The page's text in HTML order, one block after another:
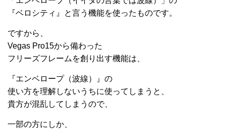
『ベロシティ』と言う機能を使ったものです。
ですから、
Vegas Pro15から備わった
フリーズフレームを創り出す機能は、
『エンベロープ（波線）』の
使い方を理解しないうちに使ってしまうと、
貴方が混乱してしまうので、
一部の方にしか、